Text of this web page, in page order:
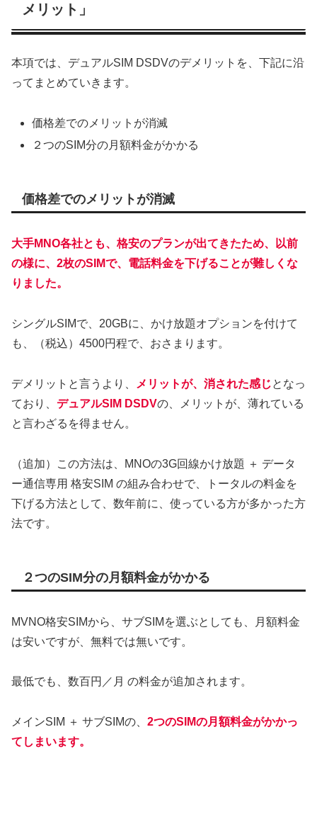
メリット」
本項では、デュアルSIM DSDVのデメリットを、下記に沿
ってまとめていきます。
価格差でのメリットが消滅
２つのSIM分の月額料金がかかる
価格差でのメリットが消滅
大手MNO各社とも、格安のプランが出てきたため、以前
の様に、2枚のSIMで、電話料金を下げることが難しくな
りました。
シングルSIMで、20GBに、かけ放題オプションを付けて
も、（税込）4500円程で、おさまります。
デメリットと言うより、 メリットが、消された感じとなっ
ており、 デュアルSIM DSDVの、メリットが、薄れている
と言わざるを得ません。
（追加）この方法は、MNOの3G回線かけ放題 ＋ データ
ー通信専用 格安SIM の組み合わせで、トータルの料金を
下げる方法として、数年前に、使っている方が多かった方
法です。
２つのSIM分の月額料金がかかる
MVNO格安SIMから、サブSIMを選ぶとしても、月額料金
は安いですが、無料では無いです。
最低でも、数百円／月 の料金が追加されます。
メインSIM ＋ サブSIMの、 2つのSIMの月額料金がかかっ
てしまいます。